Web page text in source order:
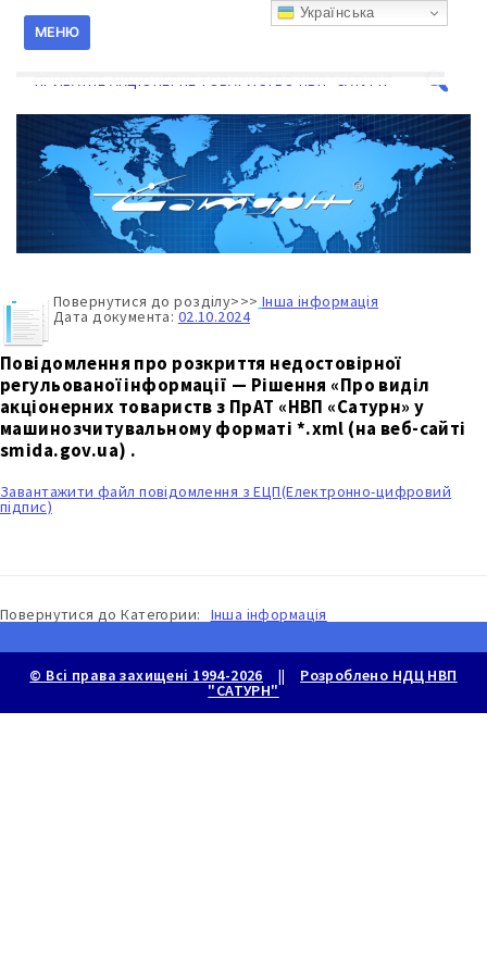
содержанию
МЕНЮ
ПРИВАТНЕ АКЦІОНЕРНЕ ТОВАРИСТВО НВП "САТУРН"
Поиск
для:
Повернутися до розділу>>> Інша інформація
Дата документа:02.10.2024
Повідомлення про розкриття недостовірної
регульованої інформації — Рішення «Про виділ
акціонерних товариств з ПрАТ «НВП «Сатурн» у
машинозчитувальному форматі *.xml (на веб-сайті
smida.gov.ua) .
Завантажити файл повідомлення з ЕЦП(Електронно-цифровий
підпис)
Повернутися доКатегории: Інша інформація
© Всі права захищені 1994-2026 || Розроблено НДЦ НВП
"САТУРН"
Українська